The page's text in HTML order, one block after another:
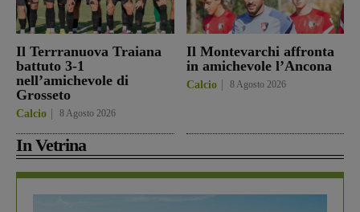
Il Terrranuova Traiana
battuto 3-1
nell’amichevole di
Grosseto
Calcio 8 Agosto 2026
Il Montevarchi affronta
in amichevole l’Ancona
Calcio 8 Agosto 2026
In Vetrina